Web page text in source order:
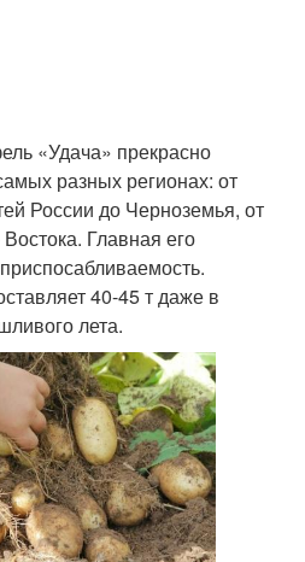
«Удача» прекрасно
разных регионах: от
России до Черноземья, от
Главная его
40-45 т даже в
лета.